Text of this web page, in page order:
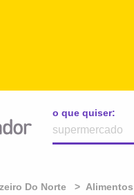
o que quiser:
Do Norte